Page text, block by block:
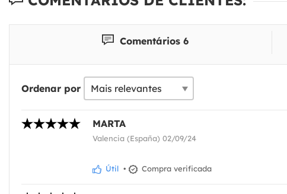
Comentários 6
Ordenar por
MARTA
Valencia (España) 02/09/24
Útil • Compra verificada